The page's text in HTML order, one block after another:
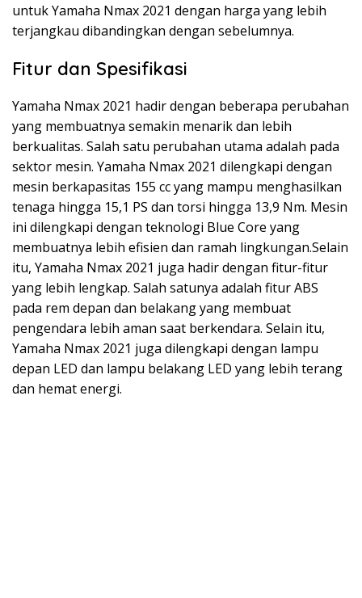
untuk Yamaha Nmax 2021 dengan harga yang lebih
terjangkau dibandingkan dengan sebelumnya.
Fitur dan Spesifikasi
Yamaha Nmax 2021 hadir dengan beberapa perubahan
yang membuatnya semakin menarik dan lebih
berkualitas. Salah satu perubahan utama adalah pada
sektor mesin. Yamaha Nmax 2021 dilengkapi dengan
mesin berkapasitas 155 cc yang mampu menghasilkan
tenaga hingga 15,1 PS dan torsi hingga 13,9 Nm. Mesin
ini dilengkapi dengan teknologi Blue Core yang
membuatnya lebih efisien dan ramah lingkungan.Selain
itu, Yamaha Nmax 2021 juga hadir dengan fitur-fitur
yang lebih lengkap. Salah satunya adalah fitur ABS
pada rem depan dan belakang yang membuat
pengendara lebih aman saat berkendara. Selain itu,
Yamaha Nmax 2021 juga dilengkapi dengan lampu
depan LED dan lampu belakang LED yang lebih terang
dan hemat energi.